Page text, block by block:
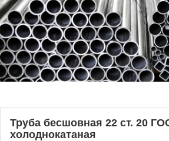
Труба бесшовная 22 ст. 20
холоднокатаная